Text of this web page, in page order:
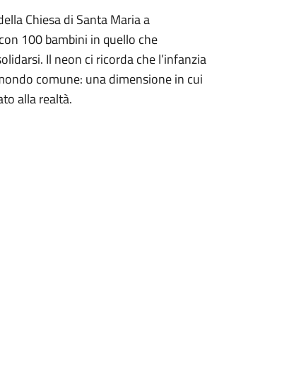
Chiesa di Santa Maria a
100 bambini in quello che
Il neon ci ricorda che l’infanzia
comune: una dimensione in cui
alla realtà.